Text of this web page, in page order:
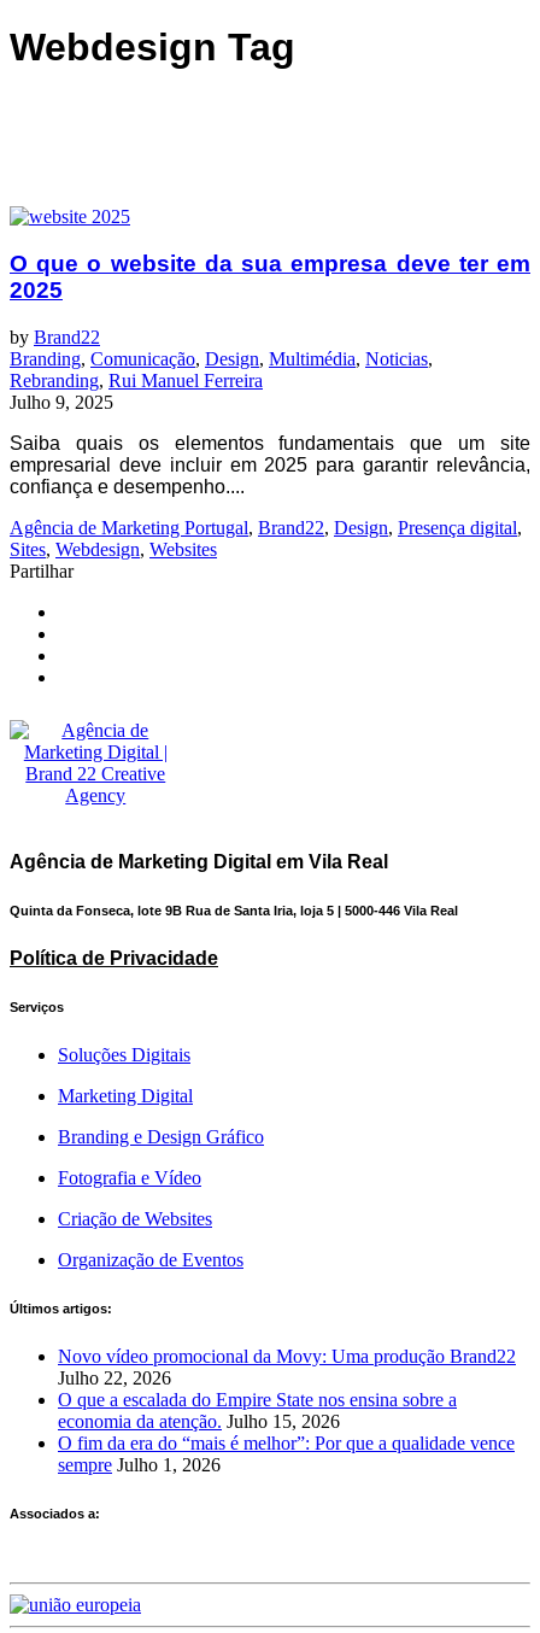
Webdesign Tag
O que o website da sua empresa deve ter em
2025
by Brand22
Branding, Comunicação, Design, Multimédia, Noticias,
Rebranding, Rui Manuel Ferreira
Julho 9, 2025
Saiba quais os elementos fundamentais que um site
empresarial deve incluir em 2025 para garantir relevância,
confiança e desempenho....
Agência de Marketing Portugal, Brand22, Design, Presença digital,
Sites, Webdesign, Websites
Partilhar
Agência de Marketing Digital em Vila Real
Quinta da Fonseca, lote 9B Rua de Santa Iria, loja 5 | 5000-446 Vila Real
Política de Privacidade
Serviços
Soluções Digitais
Marketing Digital
Branding e Design Gráfico
Fotografia e Vídeo
Criação de Websites
Organização de Eventos
Últimos artigos:
Novo vídeo promocional da Movy: Uma produção Brand22
Julho 22, 2026
O que a escalada do Empire State nos ensina sobre a
economia da atenção. Julho 15, 2026
O fim da era do “mais é melhor”: Por que a qualidade vence
sempre Julho 1, 2026
Associados a: